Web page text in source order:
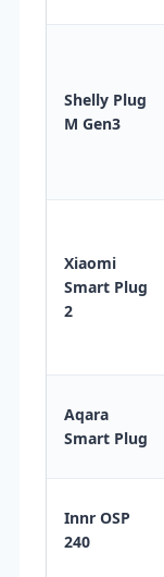
Shelly Plug
M Gen3
Xiaomi
Smart Plug
2
Aqara
Smart Plug
Innr OSP
240